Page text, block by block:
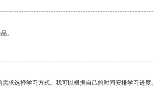
。
求选择学习方式。我可以根据自己的时间安排学习进度。